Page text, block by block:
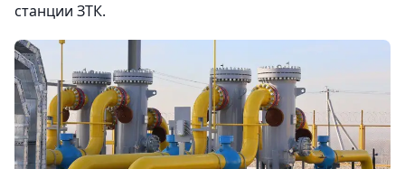
станции ЗТК.